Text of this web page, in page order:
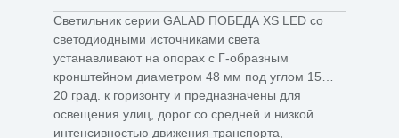
Светильник серии GALAD ПОБЕДА XS LED со
светодиодными источниками света
устанавливают на опорах с Г-образным
кронштейном диаметром 48 мм под углом 15…
20 град. к горизонту и предназначены для
освещения улиц, дорог со средней и низкой
интенсивностью движения транспорта,